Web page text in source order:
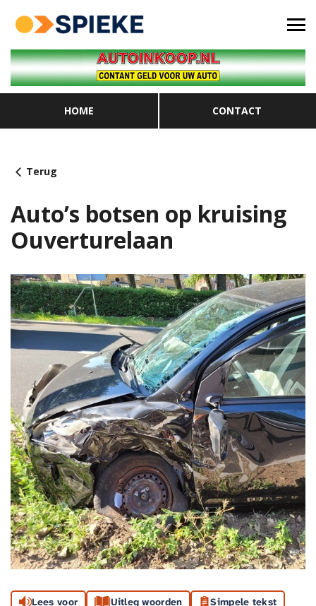
HOME CONTACT
Terug
Auto’s botsen op kruising
Ouverturelaan
Lees voor Uitleg woorden Simpele tekst